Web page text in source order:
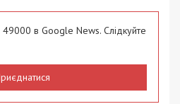
в Google News. Слідкуйте